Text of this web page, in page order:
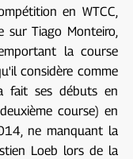
en WTCC,
sur Tiago Monteiro,
la course
considère comme
fait ses débuts en
course) en
ne manquant la
Loeb lors de la